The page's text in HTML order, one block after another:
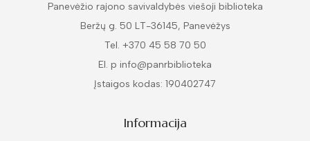
Panevėžio rajono savivaldybės viešoji biblioteka
Beržų g. 50 LT-36145, Panevėžys
Tel. +370 45 58 70 50
El. p info@panrbiblioteka
Įstaigos kodas: 190402747
Informacija